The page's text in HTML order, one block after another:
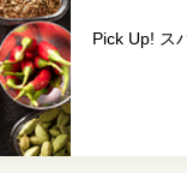
Pick Up! ス